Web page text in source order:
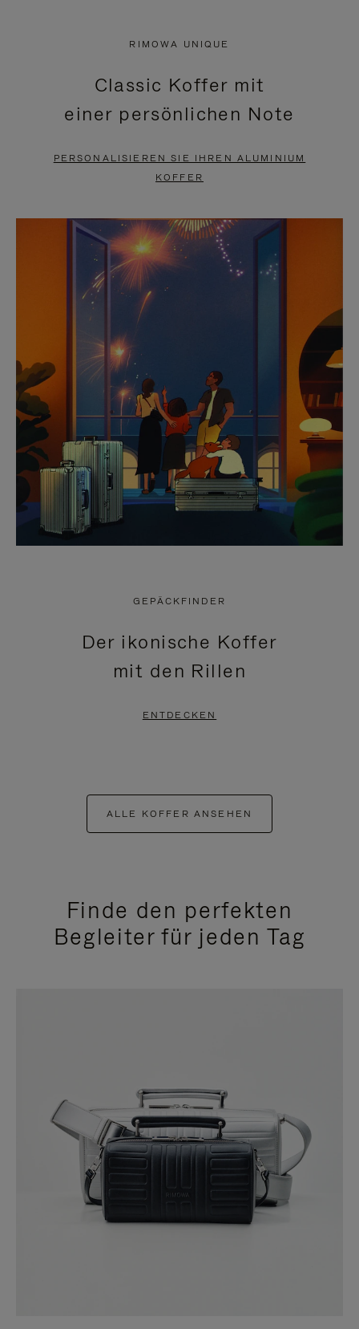
PAUSIERT,
BITTE
DRÜCKEN
ANZUHALTEN
KLICKEN
SIE
ZUM
AUFHEBEN
STUMMSCHALTUNG
RIMOWA UNIQUE
Classic Koffer mit
einer persönlichen Note
PERSONALISIEREN SIE IHREN ALUMINIUM
KOFFER
GEPÄCKFINDER
Der ikonische Koffer
mit den Rillen
ENTDECKEN
ALLE KOFFER ANSEHEN
Finde den perfekten
Begleiter für jeden Tag